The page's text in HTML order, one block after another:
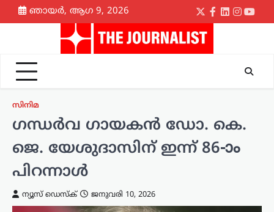
Skip
to
ഞായർ, ആഗ 9, 2026
Twitter
Facebook
LinkedIn
സിനിമ
ഗന്ധർവ ഗായകൻ ഡോ. കെ.
ജെ. യേശുദാസിന് ഇന്ന് 86-ാം
പിറന്നാൾ
ന്യൂസ് ഡെസ്ക് ജനുവരി 10, 2026